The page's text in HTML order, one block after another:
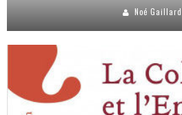
Noé Gaillard